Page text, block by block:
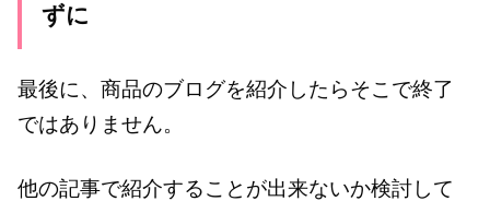
ずに
最後に、商品のブログを紹介したらそこで終了
ではありません。
他の記事で紹介することが出来ないか検討して